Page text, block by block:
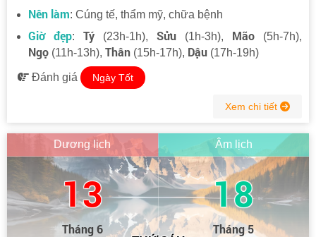
Nên làm: Cúng tế, thẩm mỹ, chữa bệnh
Giờ đẹp: Tý (23h-1h), Sửu (1h-3h), Mão (5h-7h),
Ngọ (11h-13h), Thân (15h-17h), Dậu (17h-19h)
Đánh giá Ngày Tốt
Xem chi tiết
Dương lịch
13
Tháng 6
Âm lịch
18
Tháng 5